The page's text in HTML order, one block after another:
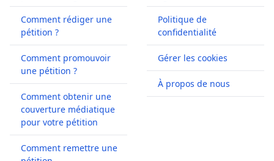
Comment rédiger une
pétition ?
Comment promouvoir
une pétition ?
Comment obtenir une
couverture médiatique
pour votre pétition
Comment remettre une
Politique de
confidentialité
Gérer les cookies
À propos de nous